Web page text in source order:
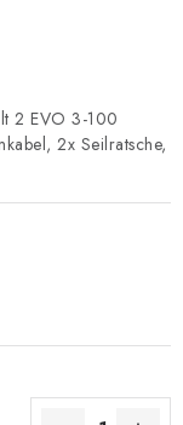
2 EVO 3-100
2x Seilratsche,